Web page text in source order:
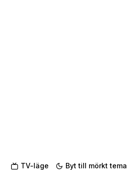
TV-läge Byt till mörkt tema